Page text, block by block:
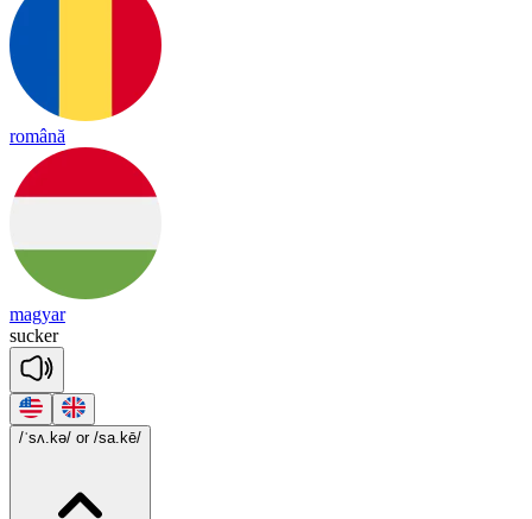
română
magyar
sucker
/ˈsʌ.kə/ or /sa.kē/